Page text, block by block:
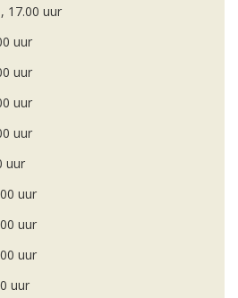
17.00 uur
uur
uur
uur
uur
uur
uur
uur
uur
uur